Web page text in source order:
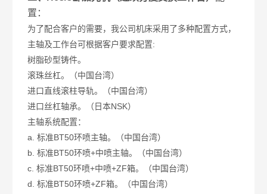
置：
为了配合客户的需要，我公司机床采用了多种配置方式，
主轴及工作台可根据客户要求配置:
树脂砂型铸件。
滚珠丝杠。（中国台湾）
进口直线滚柱导轨。（中国台湾）
进口丝杠轴承。（日本NSK）
主轴系统配置：
a. 标准BT50环喷主轴。（中国台湾）
b. 标准BT50环喷+中喷主轴。（中国台湾）
c. 标准BT50环喷+中喷+ZF箱。（中国台湾）
d. 标准BT50环喷+ZF箱。（中国台湾）